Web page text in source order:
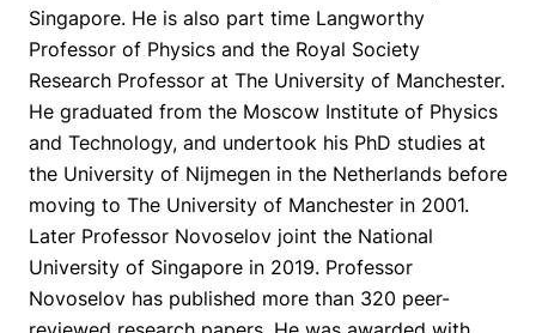
Singapore. He is also part time Langworthy
Professor of Physics and the Royal Society
Research Professor at The University of Manchester.
He graduated from the Moscow Institute of Physics
and Technology, and undertook his PhD studies at
the University of Nijmegen in the Netherlands before
moving to The University of Manchester in 2001.
Later Professor Novoselov joint the National
University of Singapore in 2019. Professor
Novoselov has published more than 320 peer-